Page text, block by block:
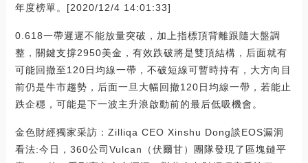
年度榜單。[2020/12/4 14:01:33]
0.618一帶遲遲不能放量突破，加上指標頂背離跟隨大盤調
整，關鍵支撐2950美金，有效跌破將是雙頂結構，后面就有
可能回撤至120日均線一帶，不破短線可暫時持有，大方向目
前仍是牛市趨勢，后面一旦大幅回撤120日均線一帶，若能止
跌企穩，可能是下一波主升浪啟動前的最后低吸機會。
金色財經獨家采訪：Zilliqa CEO Xinshu Dong談EOS漏洞
看法:今日，360公司Vulcan（伏爾甘）團隊發現了區塊鏈平